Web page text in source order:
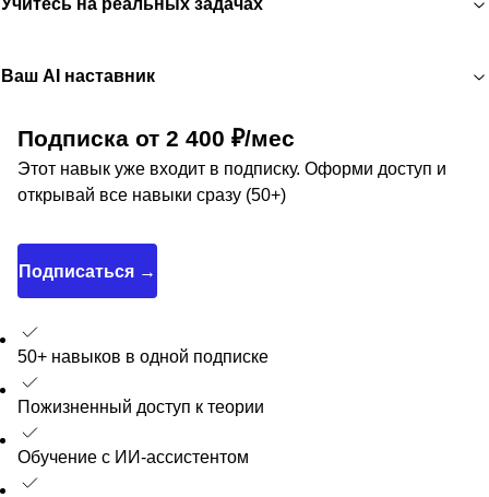
Учитесь на реальных задачах
Ваш AI наставник
Подписка от 2 400 ₽/мес
Этот навык уже входит в подписку. Оформи доступ и
открывай все навыки сразу (50+)
Подписаться →
50+ навыков в одной подписке
Пожизненный доступ к теории
Обучение с ИИ-ассистентом